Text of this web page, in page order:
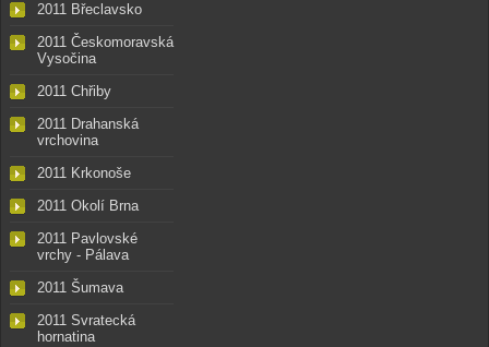
2011 Břeclavsko
2011 Českomoravská
Vysočina
2011 Chřiby
2011 Drahanská
vrchovina
2011 Krkonoše
2011 Okolí Brna
2011 Pavlovské
vrchy - Pálava
2011 Šumava
2011 Svratecká
hornatina